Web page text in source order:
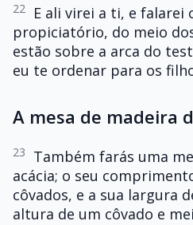
22
E ali virei a ti, e falarei
propiciatório, do meio
estão sobre a arca do
eu te ordenar para os
A mesa de madeira
23
Também farás uma
acácia; o seu
côvados, e a sua largura
altura de um côvado e